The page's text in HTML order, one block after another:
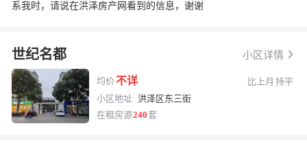
系我时，请说在洪泽房产网看到的信息，谢谢
世纪名都 小区详情
均价不详 比上月 持平
小区地址 洪泽区东三街
在租房源240 套
换一张 长按图片保存